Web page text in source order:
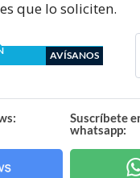
que lo soliciten.
AVÍSANOS
Suscríbete
whatsapp: